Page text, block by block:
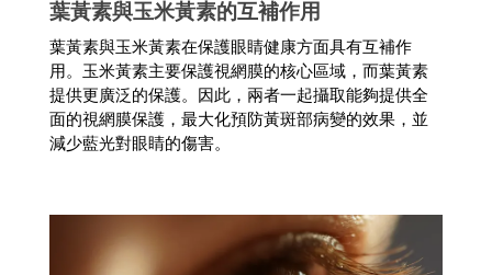
葉黃素與玉米黃素的互補作用
葉黃素與玉米黃素在保護眼睛健康方面具有互補作
用。玉米黃素主要保護視網膜的核心區域，而葉黃素
提供更廣泛的保護。因此，兩者一起攝取能夠提供全
面的視網膜保護，最大化預防黃斑部病變的效果，並
減少藍光對眼睛的傷害。